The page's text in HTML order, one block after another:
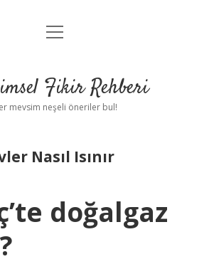
Anasayfa
Yasal Uyarı
menüyü
Fikir Rehberi
mevsim neşeli öneriler bul!
Nasıl Isınır
doğalgaz